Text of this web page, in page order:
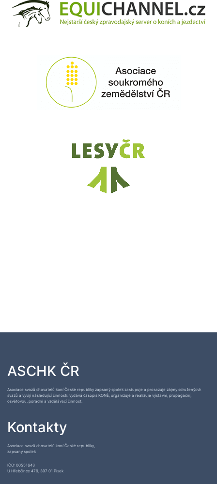
ASCHK ČR
Asociace svazů chovatelů koní České republiky zapsaný spolek zastupuje a prosazuje zájmy sdruženýcvh
svazů a vyvíjí následující činnosti: vydává časopis KONĚ, organizuje a realizuje výstavní, propagační,
osvětovou, poradní a vzdělávací činnost.
Kontakty
Asociace svazů chovatelů koní České republiky,
zapsaný spolek
IČO: 00551643
U Hřebčince 479, 397 01 Písek